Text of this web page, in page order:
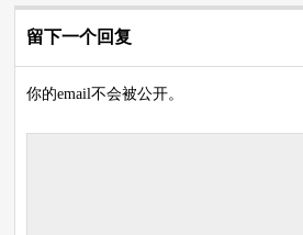
留下一个回复
你的email不会被公开。